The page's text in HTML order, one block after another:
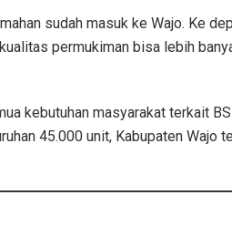
sudah masuk ke Wajo. Ke
permukiman bisa lebih
kebutuhan masyarakat terkait
45.000 unit, Kabupaten Wajo